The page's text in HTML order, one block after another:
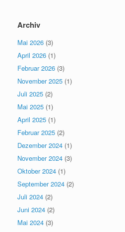
Archiv
Mai 2026 (3)
April 2026 (1)
Februar 2026 (3)
November 2025 (1)
Juli 2025 (2)
Mai 2025 (1)
April 2025 (1)
Februar 2025 (2)
Dezember 2024 (1)
November 2024 (3)
Oktober 2024 (1)
September 2024 (2)
Juli 2024 (2)
Juni 2024 (2)
Mai 2024 (3)